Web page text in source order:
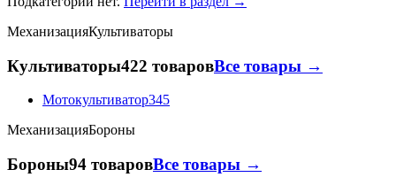
МеханизацияКультиваторы
Культиваторы422 товаровВсе товары →
Мотокультиватор345
МеханизацияБороны
Бороны94 товаровВсе товары →